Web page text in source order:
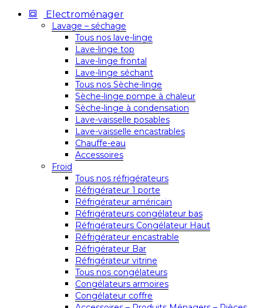
Electroménager
Lavage – séchage
Tous nos lave-linge
Lave-linge top
Lave-linge frontal
Lave-linge séchant
Tous nos Sèche-linge
Sèche-linge pompe à chaleur
Sèche-linge à condensation
Lave-vaisselle posables
Lave-vaisselle encastrables
Chauffe-eau
Accessoires
Froid
Tous nos réfrigérateurs
Réfrigérateur 1 porte
Réfrigérateur américain
Réfrigérateurs congélateur bas
Réfrigérateurs Congélateur Haut
Réfrigérateur encastrable
Réfrigérateur Bar
Réfrigérateur vitrine
Tous nos congélateurs
Congélateurs armoires
Congélateur coffre